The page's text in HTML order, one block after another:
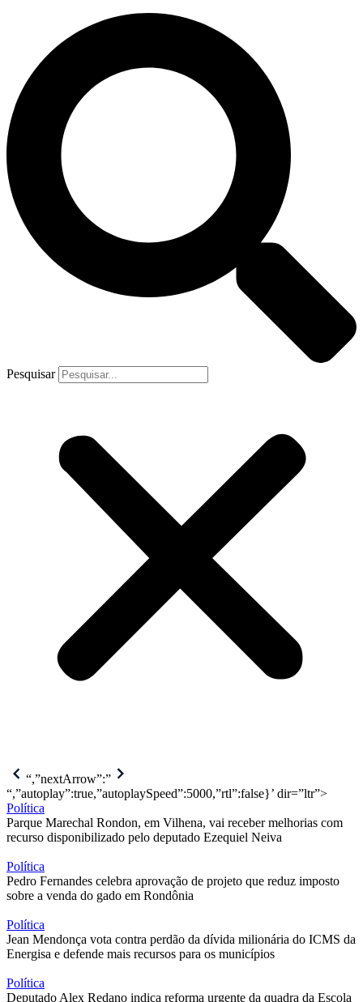
Pesquisar
“,”nextArrow”:”
“,”autoplay”:true,”autoplaySpeed”:5000,”rtl”:false}’ dir=”ltr”>
Política
Parque Marechal Rondon, em Vilhena, vai receber melhorias com
recurso disponibilizado pelo deputado Ezequiel Neiva
Política
Pedro Fernandes celebra aprovação de projeto que reduz imposto
sobre a venda do gado em Rondônia
Política
Jean Mendonça vota contra perdão da dívida milionária do ICMS da
Energisa e defende mais recursos para os municípios
Política
Deputado Alex Redano indica reforma urgente da quadra da Escola